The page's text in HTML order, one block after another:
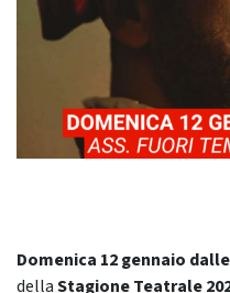
Domenica 12 gennaio
dellaStagione Teatrale